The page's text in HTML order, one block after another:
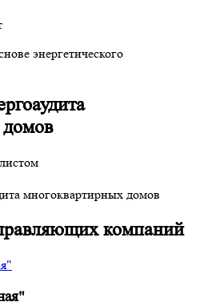
энергетического
компаний